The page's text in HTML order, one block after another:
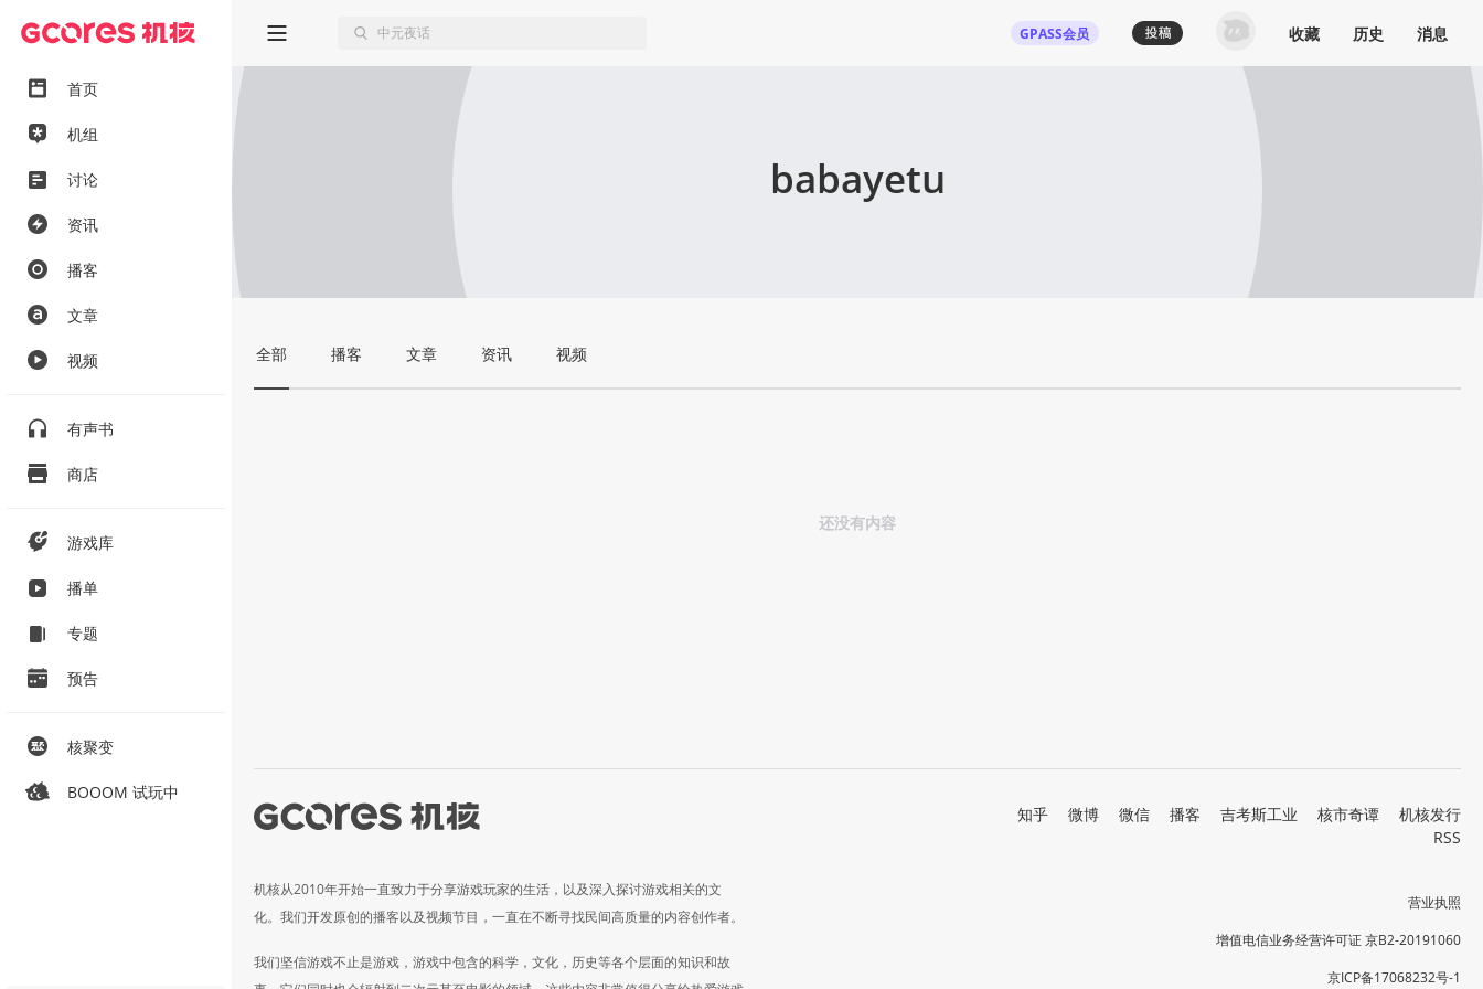
首页
机组
讨论
资讯
播客
文章
视频
有声书
商店
游戏库
播单
专题
预告
核聚变
BOOOM 试玩中
GPASS会员 收藏 历史 消息
babayetu
全部 播客 文章 资讯 视频
还没有内容
机核从2010年开始一直致力于分享游戏玩家的生活，以及深入探讨游戏相关的文
化。我们开发原创的播客以及视频节目，一直在不断寻找民间高质量的内容创作者。
我们坚信游戏不止是游戏，游戏中包含的科学，文化，历史等各个层面的知识和故
知乎 微博 微信 播客 吉考斯工业 核市奇谭
机核发行
RSS
营业执照
增值电信业务经营许可证 京B2-20191060
京ICP备17068232号-1